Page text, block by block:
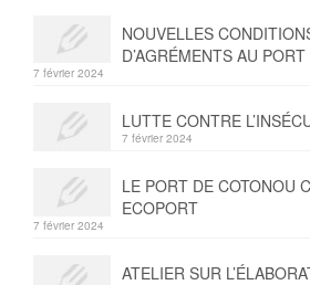
SHIPPING AGENCY
FORWARDING AND
PORT NEWS
TRACK
NOUVELLES
D’AGRÉMENTS AU
7 février 2024
LUTTE CONTRE
7 février 2024
LE PORT DE COTONOU
ECOPORT
7 février 2024
ATELIER SUR